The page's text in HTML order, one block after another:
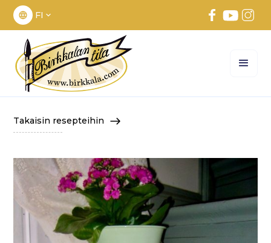
FI
Takaisin resepteihin